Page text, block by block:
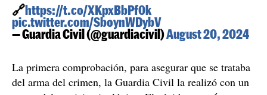
🔗https://t.co/XKpxBbPf0k
pic.twitter.com/SboynWDybV
— Guardia Civil (@guardiacivil)August 20, 2024
La primera comprobación, para asegurar que se trataba
del arma del crimen, la Guardia Civil la realizó con un